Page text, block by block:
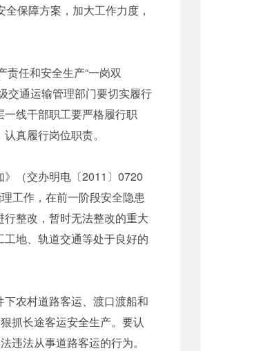
保障方案，加大工作力度，
任和安全生产“一岗双
交通运输管理部门要切实履行
线干部职工要严格履行职
真履行岗位职责。
（交办明电〔2011〕0720
工作，在前一阶段安全隐患
整改，暂时无法整改的重大
地、轨道交通等处于良好的
农村道路客运、渡口渡船和
抓长途客运安全生产。要认
违法从事道路客运的行为。